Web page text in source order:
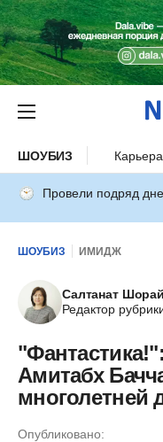
ШОУБИЗ Карьера
Провели подряд
ШОУБИЗ ИМИДЖ
Салтанат
Редактор
Амитабх
многолетней
Опубликовано: